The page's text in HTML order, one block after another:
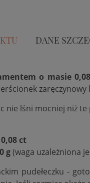
DANE
o masie
nie lśni mocniej niż
0,08 ct
g(waga uzależniona
pudełeczku -